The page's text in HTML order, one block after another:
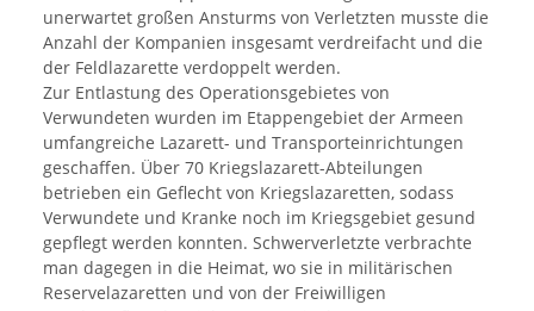
unerwartet großen Ansturms von Verletzten musste die
Anzahl der Kompanien insgesamt verdreifacht und die
der Feldlazarette verdoppelt werden.
Zur Entlastung des Operationsgebietes von
Verwundeten wurden im Etappengebiet der Armeen
umfangreiche Lazarett- und Transporteinrichtungen
geschaffen. Über 70 Kriegslazarett-Abteilungen
betrieben ein Geflecht von Kriegslazaretten, sodass
Verwundete und Kranke noch im Kriegsgebiet gesund
gepflegt werden konnten. Schwerverletzte verbrachte
man dagegen in die Heimat, wo sie in militärischen
Reservelazaretten und von der Freiwilligen